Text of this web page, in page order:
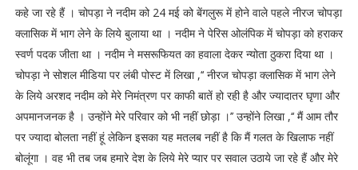
कहे जा रहे हैं । चोपड़ा ने नदीम को 24 मई को बेंगलुरू में होने वाले पहले नीरज चोपड़ा
क्लासिक में भाग लेने के लिये बुलाया था । नदीम ने पेरिस ओलंपिक में चोपड़ा को हराकर
स्वर्ण पदक जीता था । नदीम ने मसरूफियत का हवाला देकर न्योता ठुकरा दिया था ।
चोपड़ा ने सोशल मीडिया पर लंबी पोस्ट में लिखा ,‘‘ नीरज चोपड़ा क्लासिक में भाग लेने
के लिये अरशद नदीम को मेरे निमंत्रण पर काफी बातें हो रही है और ज्यादातर घृणा और
अपमानजनक है । उन्होंने मेरे परिवार को भी नहीं छोड़ा ।’’ उन्होंने लिखा ,‘‘ मैं आम तौर
पर ज्यादा बोलता नहीं हूं लेकिन इसका यह मतलब नहीं है कि मैं गलत के खिलाफ नहीं
बोलूंगा । वह भी तब जब हमारे देश के लिये मेरे प्यार पर सवाल उठाये जा रहे हैं और मेरे